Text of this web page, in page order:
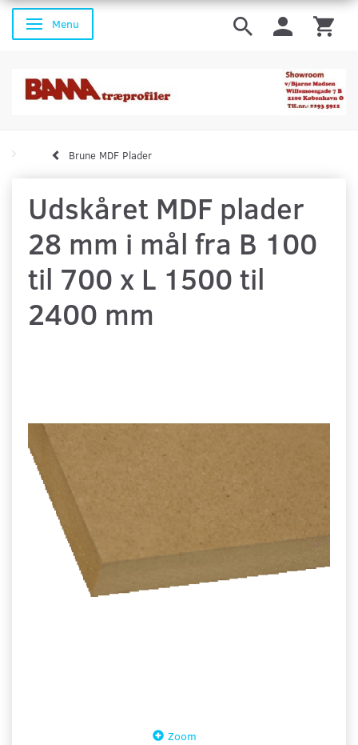
Skifte navigation
Menu
Brune MDF Plader
Udskåret MDF plader
28 mm i mål fra B 100
til 700 x L 1500 til
2400 mm
Zoom